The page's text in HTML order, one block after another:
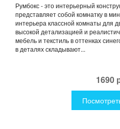
Румбокс - это интерьерный
представляет собой комнатку в
интерьера классной комнаты для
высокой детализацией и
мебель и текстиль в оттенках
в деталях складывают...
1690